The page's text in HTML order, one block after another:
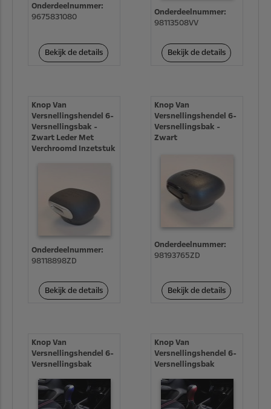
Onderdeelnummer:
9675831080
Bekijk de details
Onderdeelnummer:
98113508VV
Bekijk de details
Knop Van
Versnellingshendel 6-
Versnellingsbak -
Zwart Leder Met
Verchroomd Inzetstuk
Onderdeelnummer:
98118898ZD
Bekijk de details
Knop Van
Versnellingshendel 6-
Versnellingsbak -
Zwart
Onderdeelnummer:
98193765ZD
Bekijk de details
Knop Van
Versnellingshendel 6-
Versnellingsbak
Knop Van
Versnellingshendel 6-
Versnellingsbak